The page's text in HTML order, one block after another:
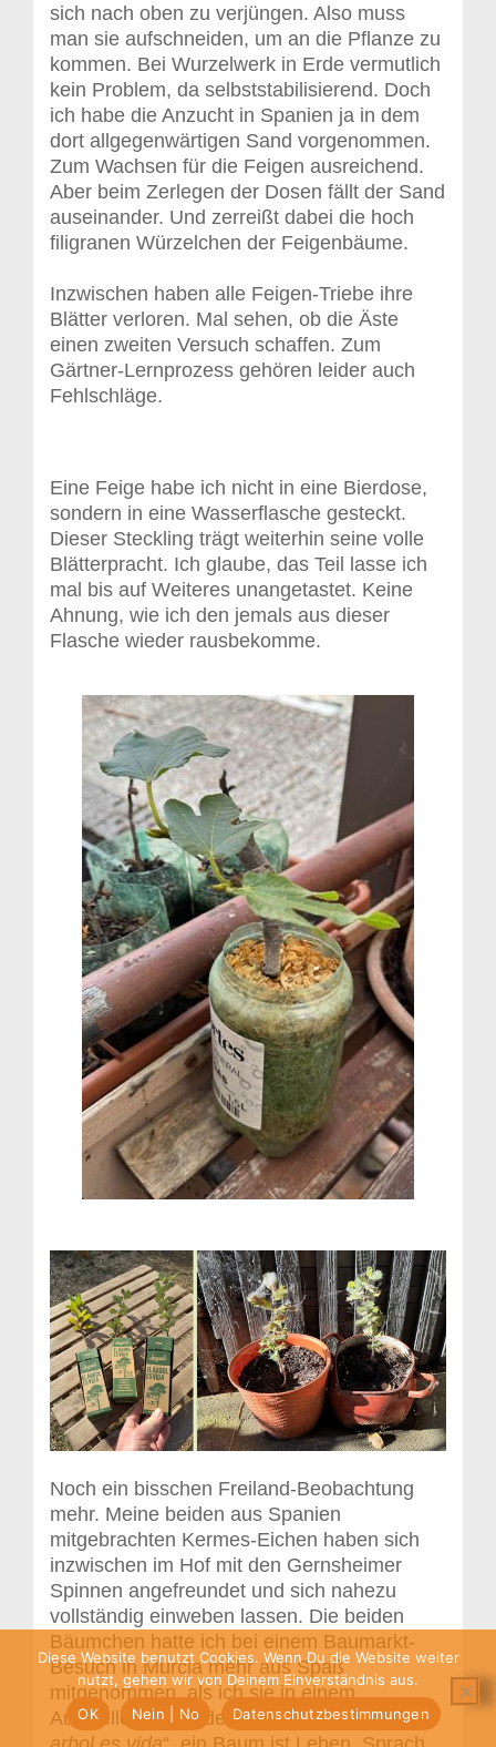
sich nach oben zu verjüngen. Also muss
man sie aufschneiden, um an die Pflanze zu
kommen. Bei Wurzelwerk in Erde vermutlich
kein Problem, da selbststabilisierend. Doch
ich habe die Anzucht in Spanien ja in dem
dort allgegenwärtigen Sand vorgenommen.
Zum Wachsen für die Feigen ausreichend.
Aber beim Zerlegen der Dosen fällt der Sand
auseinander. Und zerreißt dabei die hoch
filigranen Würzelchen der Feigenbäume.
Inzwischen haben alle Feigen-Triebe ihre
Blätter verloren. Mal sehen, ob die Äste
einen zweiten Versuch schaffen. Zum
Gärtner-Lernprozess gehören leider auch
Fehlschläge.
Eine Feige habe ich nicht in eine Bierdose,
sondern in eine Wasserflasche gesteckt.
Dieser Steckling trägt weiterhin seine volle
Blätterpracht. Ich glaube, das Teil lasse ich
mal bis auf Weiteres unangetastet. Keine
Ahnung, wie ich den jemals aus dieser
Flasche wieder rausbekomme.
Noch ein bisschen Freiland-Beobachtung
mehr. Meine beiden aus Spanien
mitgebrachten Kermes-Eichen haben sich
inzwischen im Hof mit den Gernsheimer
Spinnen angefreundet und sich nahezu
vollständig einweben lassen. Die beiden
Bäumchen hatte ich bei einem Baumarkt-
Besuch in Murcia mehr aus Spaß
mitgenommen, als ich sie in einem
Aussteller neben der Kasse stehen sah. „El
Diese Website benutzt Cookies. Wenn Du die Website weiter
nutzt, gehen wir von Deinem Einverständnis aus.
OK
Nein | No Datenschutzbestimmungen